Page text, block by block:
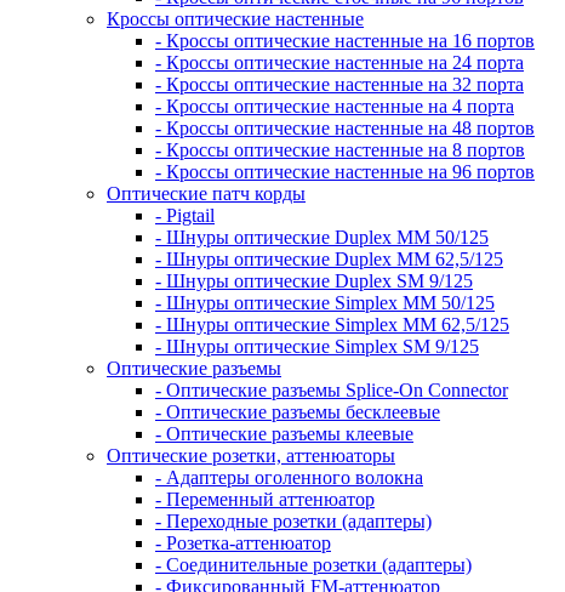
Кроссы оптические настенные
- Кроссы оптические настенные на 16 портов
- Кроссы оптические настенные на 24 порта
- Кроссы оптические настенные на 32 порта
- Кроссы оптические настенные на 4 порта
- Кроссы оптические настенные на 48 портов
- Кроссы оптические настенные на 8 портов
- Кроссы оптические настенные на 96 портов
Оптические патч корды
- Pigtail
- Шнуры оптические Duplex MM 50/125
- Шнуры оптические Duplex MM 62,5/125
- Шнуры оптические Duplex SM 9/125
- Шнуры оптические Simplex MM 50/125
- Шнуры оптические Simplex MM 62,5/125
- Шнуры оптические Simplex SM 9/125
Оптические разъемы
- Оптические разъемы Splice-On Connector
- Оптические разъемы бесклеевые
- Оптические разъемы клеевые
Оптические розетки, аттенюаторы
- Адаптеры оголенного волокна
- Переменный аттенюатор
- Переходные розетки (адаптеры)
- Розетка-аттенюатор
- Соединительные розетки (адаптеры)
- Фиксированный FM-аттенюатор